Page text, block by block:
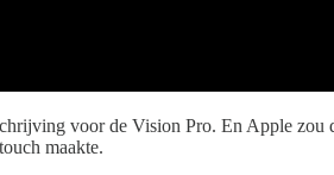
voor de Vision Pro. En Apple
maakte.